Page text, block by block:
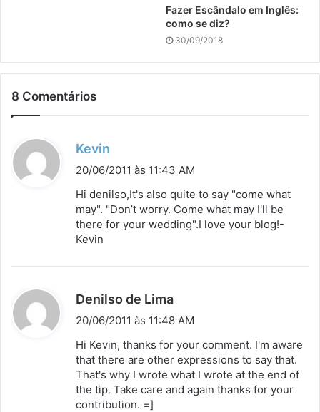
Fazer Escândalo em Inglês:
como se diz?
30/09/2018
8 Comentários
Kevin
i
s
e
20/06/2011 às 11:43 AM
Hi denilso,It's also quite to say "come what
may". "Don’t worry. Come what may I'll be
there for your wedding".I love your blog!-
Kevin
Denilso de Lima
i
s
e
:
20/06/2011 às 11:48 AM
Hi Kevin, thanks for your comment. I'm aware
that there are other expressions to say that.
That's why I wrote what I wrote at the end of
the tip. Take care and again thanks for your
contribution. =]